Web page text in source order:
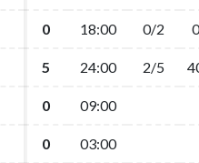
0 18:00 0/2
5 24:00 2/5
0 09:00
0 03:00
0 18:00 0/2
5 24:00 2/5
0 09:00
0 03:00